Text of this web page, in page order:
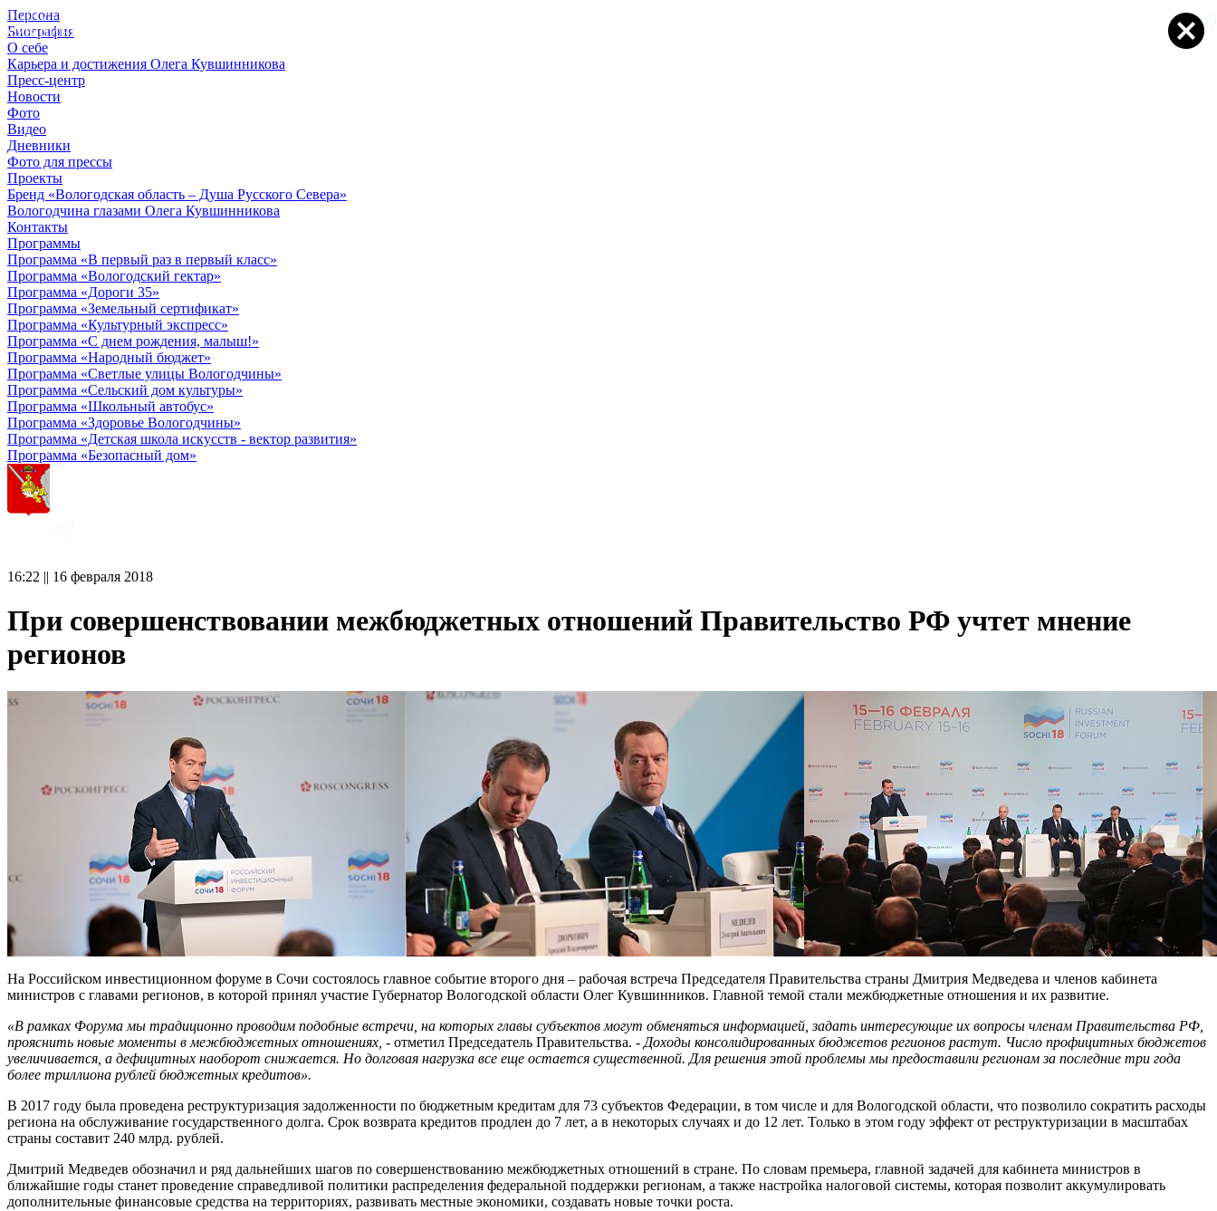
Персона
Биография
О себе
Карьера и достижения Олега Кувшинникова
Пресс-центр
Новости
Фото
Видео
Дневники
Фото для прессы
Проекты
Бренд «Вологодская область – Душа Русского Севера»
Вологодчина глазами Олега Кувшинникова
Контакты
Программы
Программа «В первый раз в первый класс»
Программа «Вологодский гектар»
Программа «Дороги 35»
Программа «Земельный сертификат»
Программа «Культурный экспресс»
Программа «С днем рождения, малыш!»
Программа «Народный бюджет»
Программа «Светлые улицы Вологодчины»
Программа «Сельский дом культуры»
Программа «Школьный автобус»
Программа «Здоровье Вологодчины»
Программа «Детская школа искусств - вектор развития»
Программа «Безопасный дом»
16:22 || 16 февраля 2018
При совершенствовании межбюджетных отношений Правительство РФ учтет мнение
регионов
На Российском инвестиционном форуме в Сочи состоялось главное событие второго дня – рабочая встреча Председателя Правительства страны Дмитрия Медведева и членов кабинета
министров с главами регионов, в которой принял участие Губернатор Вологодской области Олег Кувшинников. Главной темой стали межбюджетные отношения и их развитие.
«В рамках Форума мы традиционно проводим подобные встречи, на которых главы субъектов могут обменяться информацией, задать интересующие их вопросы членам Правительства РФ,
прояснить новые моменты в межбюджетных отношениях, - отметил Председатель Правительства. - Доходы консолидированных бюджетов регионов растут. Число профицитных бюджетов
увеличивается, а дефицитных наоборот снижается. Но долговая нагрузка все еще остается существенной. Для решения этой проблемы мы предоставили регионам за последние три года
более триллиона рублей бюджетных кредитов».
В 2017 году была проведена реструктуризация задолженности по бюджетным кредитам для 73 субъектов Федерации, в том числе и для Вологодской области, что позволило сократить расходы
региона на обслуживание государственного долга. Срок возврата кредитов продлен до 7 лет, а в некоторых случаях и до 12 лет. Только в этом году эффект от реструктуризации в масштабах
страны составит 240 млрд. рублей.
Дмитрий Медведев обозначил и ряд дальнейших шагов по совершенствованию межбюджетных отношений в стране. По словам премьера, главной задачей для кабинета министров в
ближайшие годы станет проведение справедливой политики распределения федеральной поддержки регионам, а также настройка налоговой системы, которая позволит аккумулировать
дополнительные финансовые средства на территориях, развивать местные экономики, создавать новые точки роста.
© 2012 - 2023,
КУВШИННИКОВ О.А.